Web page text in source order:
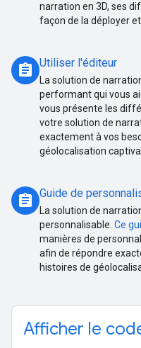
narration en 3D, ses
façon de la déployer
assignment Utiliser l'éditeur
La solution de
performant qui vous
vous présente les
votre solution de
exactement à vos
géolocalisation
assignment Guide de
La solution de
personnalisable. Ce
manières de
afin de répondre
histoires de
Afficher le